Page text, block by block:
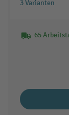
3 Varianten
65